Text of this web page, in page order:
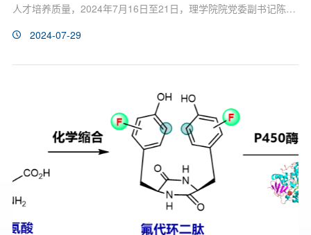
人才培养质量，2024年7月16日至21日，理学院院党委副书记陈
在全面提升学生的国际视野和竞争力，培养科学精神和创新能力。
迎。早稻田大学信息生产系统研究生院（IPS）院长Fujimura...
2024-07-29